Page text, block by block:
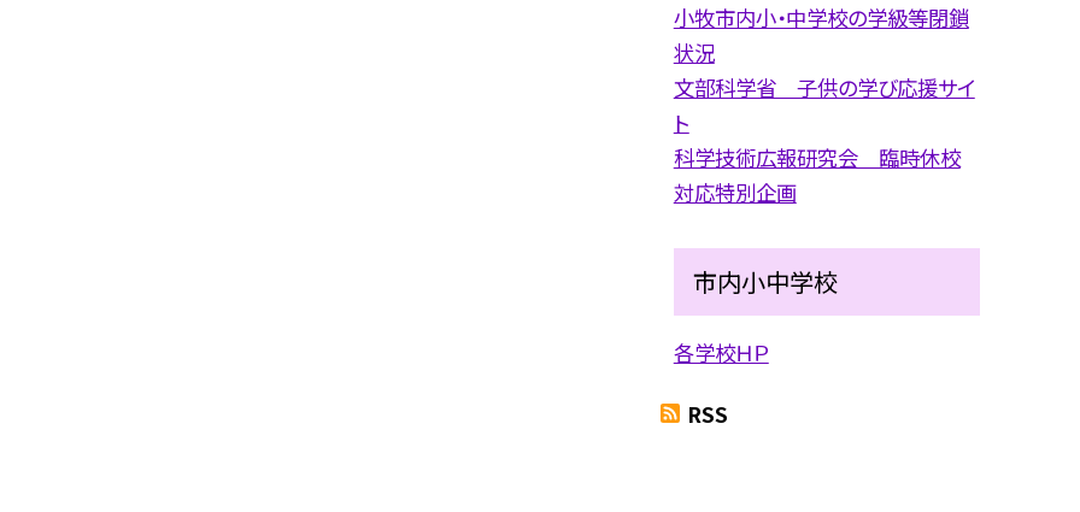
小牧市内小・中学校の学級等閉鎖
状況
文部科学省 子供の学び応援サイ
ト
科学技術広報研究会 臨時休校
対応特別企画
市内小中学校
各学校ＨＰ
RSS